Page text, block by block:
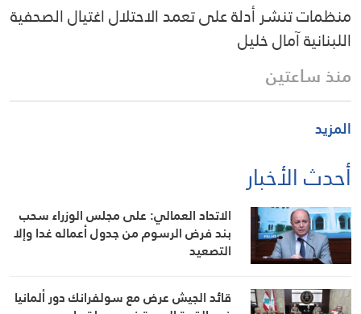
منظمات تنشر أدلة على تعمد الاحتلال اغتيال الصحفية
اللبنانية آمال خليل
منذ ساعتين
المزيد
أحدث الأخبار
الاتحاد العمالي: على مجلس الوزراء سحب
بند فرض الرسوم من جدول أعماله غدا وإلا
التصعيد
قائد الجيش عرض مع سولفرانك دور ألمانيا